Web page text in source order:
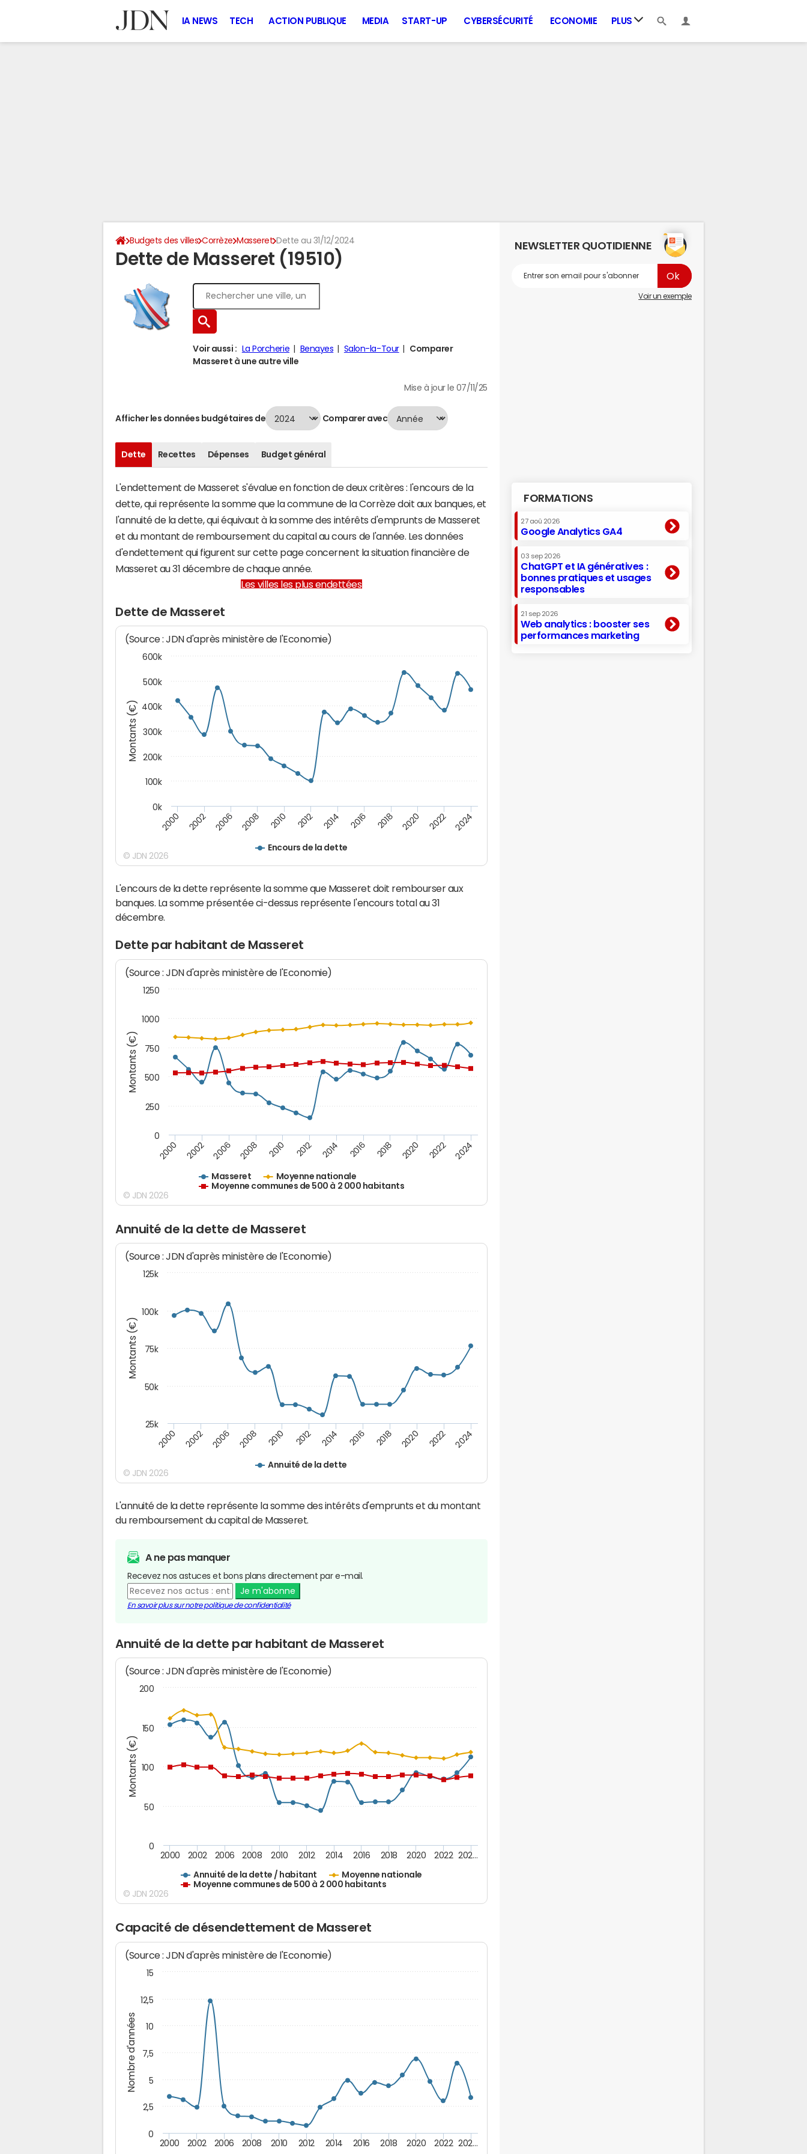
IA NEWS TECH ACTION PUBLIQUE MEDIA START-UP CYBERSÉCURITÉ ECONOMIE PLUS
Budgets des villes Corrèze Masseret Dette au 31/12/2024
Dette de Masseret (19510)
Voir aussi : La Porcherie Benayes Salon-la-Tour
Comparer
Masseret à une autre ville
Mise à jour le 07/11/25
Afficher les données budgétaires de Comparer avec
Dette Recettes Dépenses Budget général
L'endettement de Masseret s'évalue en fonction de deux critères : l'encours de la
dette, qui représente la somme que la commune de la Corrèze doit aux banques, et
l'annuité de la dette, qui équivaut à la somme des intérêts d'emprunts de Masseret
et du montant de remboursement du capital au cours de l'année. Les données
d'endettement qui figurent sur cette page concernent la situation financière de
Masseret au 31 décembre de chaque année.
Les villes les plus endettées
Dette de Masseret
Montants (€)
(Source : JDN d'après ministère de l'Economie)
Encours de la dette
2000 2002 2006 2008 2010 2012 2014 2016 2018 2020 2022 2024
0k
100k
200k
300k
400k
500k
600k
© JDN 2026
L'encours de la dette représente la somme que Masseret doit rembourser aux
banques. La somme présentée ci-dessus représente l'encours total au 31
décembre.
Dette par habitant de Masseret
Montants (€)
(Source : JDN d'après ministère de l'Economie)
Masseret
Moyenne nationale
Moyenne communes de 500 à 2 000 habitants
2000 2002 2006 2008 2010 2012 2014 2016 2018 2020 2022 2024
0
250
500
750
1000
1250
© JDN 2026
Annuité de la dette de Masseret
Montants (€)
(Source : JDN d'après ministère de l'Economie)
Annuité de la dette
2000 2002 2006 2008 2010 2012 2014 2016 2018 2020 2022 2024
100k
25k
50k
75k
125k
© JDN 2026
L'annuité de la dette représente la somme des intérêts d'emprunts et du montant
du remboursement du capital de Masseret.
A ne pas manquer
Recevez nos astuces et bons plans directement par e-mail.
Je m'abonne
En savoir plus sur notre politique de confidentialité
Annuité de la dette par habitant de Masseret
Montants (€)
(Source : JDN d'après ministère de l'Economie)
Annuité de la dette / habitant
Moyenne nationale
Moyenne communes de 500 à 2 000 habitants
2000 2002 2006 2008 2010 2012 2014 2016 2018 2020 2022 202…
0
50
100
150
200
© JDN 2026
Capacité de désendettement de Masseret
Nombre d'années
(Source : JDN d'après ministère de l'Economie)
2000 2002 2006 2008 2010 2012 2014 2016 2018 2020 2022 202…
0
2,5
5
7,5
10
12,5
15
NEWSLETTER QUOTIDIENNE
Voir un exemple
FORMATIONS
27 aoû 2026
Google Analytics GA4
03 sep 2026
ChatGPT et IA génératives :
bonnes pratiques et usages
responsables
21 sep 2026
Web analytics : booster ses
performances marketing